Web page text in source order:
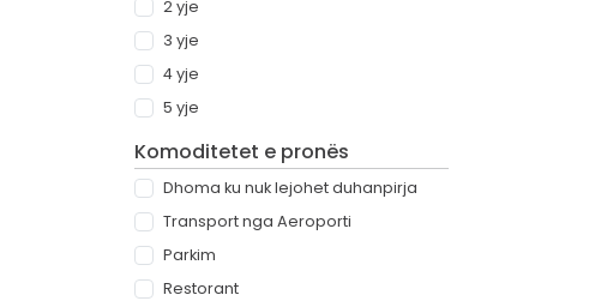
2 yje
3 yje
4 yje
5 yje
Komoditetet e pronës
Dhoma ku nuk lejohet duhanpirja
Transport nga Aeroporti
Parkim
Restorant